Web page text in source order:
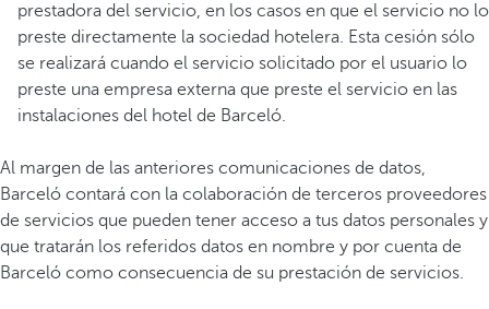
prestadora del servicio, en los casos en que el servicio no lo
preste directamente la sociedad hotelera. Esta cesión sólo
se realizará cuando el servicio solicitado por el usuario lo
preste una empresa externa que preste el servicio en las
instalaciones del hotel de Barceló.
Al margen de las anteriores comunicaciones de datos,
Barceló contará con la colaboración de terceros proveedores
de servicios que pueden tener acceso a tus datos personales y
que tratarán los referidos datos en nombre y por cuenta de
Barceló como consecuencia de su prestación de servicios.